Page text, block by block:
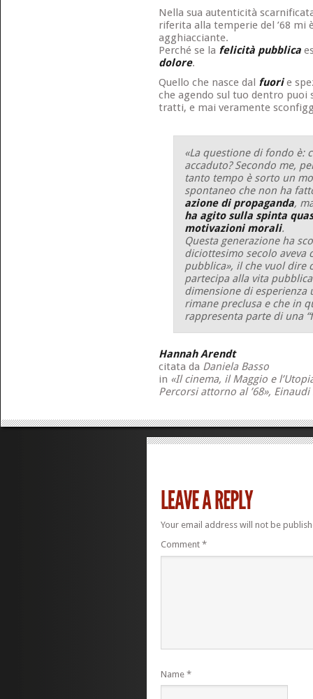
Nella sua autenticità
riferita alla temperie del ’68 mi
agghiacciante.
Perché se la felicità pubblica
dolore.
Quello che nasce dal fuorie
che agendo sul tuo dentro puoi
tratti, e mai veramente
«La questione di fondo è:
accaduto? Secondo me,
tanto tempo è sorto un
spontaneo che non ha
azione di propaganda,
ha agito sulla spinta
motivazioni morali.
Questa generazione ha
diciottesimo secolo aveva
pubblica», il che vuol dire
partecipa alla vita
dimensione di esperienza
rimane preclusa e che in
rappresenta parte di una
Hannah Arendt
citata da Daniela Basso
in «Il cinema, il Maggio e
Percorsi attorno al ’68»,
Your email address will not be
Comment *
Name *